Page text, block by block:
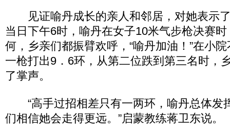
见证喻丹成长的亲人和邻居，对她表示
当日下午6时，喻丹在女子10米气步枪决赛
何，乡亲们都振臂欢呼，“喻丹加油！”在小
一枪打出9．6环，从第二位跌到第三名时，
了掌声。
“高手过招相差只有一两环，喻丹总体发
们相信她会走得更远。”启蒙教练蒋卫东说。